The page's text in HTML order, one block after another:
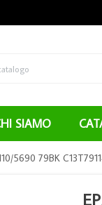
SIAMO
5690 79BK